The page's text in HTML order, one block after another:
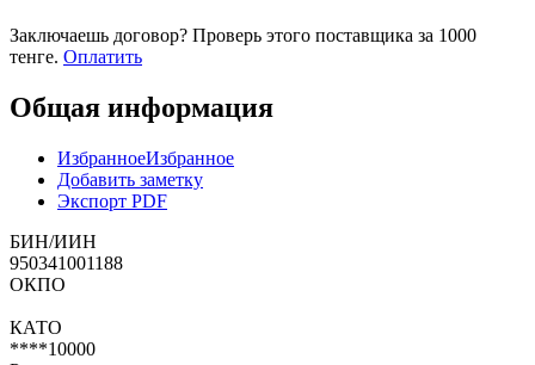
Заключаешь договор? Проверь этого поставщика за 1000
тенге. Оплатить
Общая информация
ИзбранноеИзбранное
Добавить заметку
Экспорт PDF
БИН/ИИН
950341001188
ОКПО
КАТО
****10000